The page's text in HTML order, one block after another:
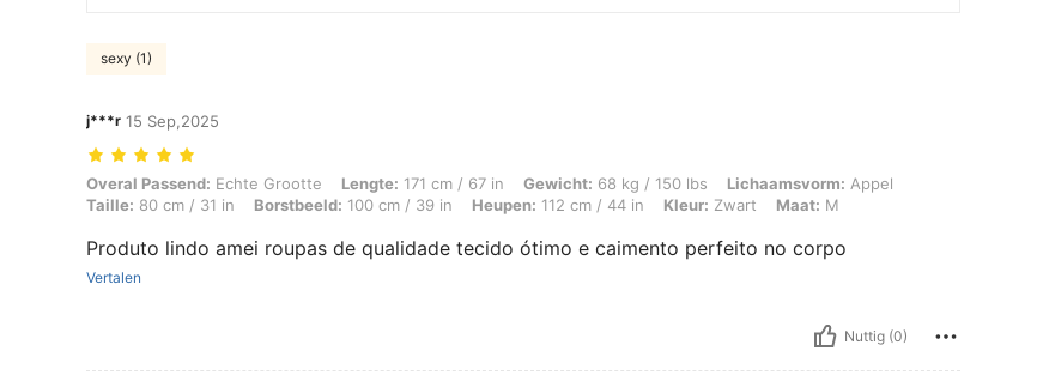
sexy (1)
j***r 15 Sep,2025
Overal Passend: Echte Grootte, Lengte: 171 cm / 67 in, Gewicht: 68 kg / 150 lbs, Lichaamsvorm: Appel, Taille: 80 cm / 31 in, Borstbeeld: 100
Overal Passend: Echte Grootte Lengte: 171 cm / 67 in Gewicht: 68 kg / 150 lbs Lichaamsvorm: Appel
Taille: 80 cm / 31 in Borstbeeld: 100 cm / 39 in Heupen: 112 cm / 44 in Kleur: Zwart Maat: M
Produto lindo amei roupas de qualidade tecido ótimo e caimento perfeito no corpo
Vertalen
Nuttig (0)